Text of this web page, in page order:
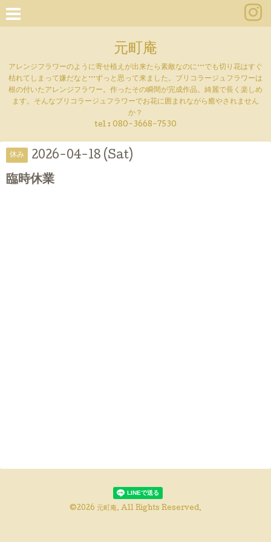
元町庵
アレンジフラワーのように寄せ植えが出来たら素敵なのに···でも切り花はすぐ
枯れてしまって嫌だなと···ずっと思って来ました。ブリコラージュフラワーは
根の付いたアレンジフラワー。作ったその瞬間が完成作品。綺麗で長く楽しめ
ます。そんなブリコラージュフラワーでお花に囲まれながら癒やされません
か？
tel : 080-3668-7530
休み 2026-04-18 (Sat)
臨時休業
©2026 元町庵. All Rights Reserved.